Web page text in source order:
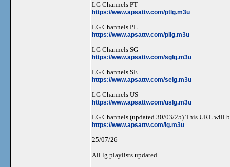
LG Channels PT
https://www.apsattv.com/ptlg.m3u
LG Channels PL
https://www.apsattv.com/pllg.m3u
LG Channels SG
https://www.apsattv.com/sglg.m3u
LG Channels SE
https://www.apsattv.com/selg.m3u
LG Channels US
https://www.apsattv.com/uslg.m3u
LG Channels (updated 30/03/25) This URL will
https://www.apsattv.com/lg.m3u
25/07/26
All lg playlists updated